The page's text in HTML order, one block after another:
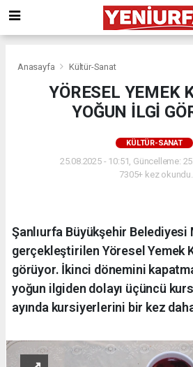
Anasayfa Kültür-Sanat
YÖRESEL YEMEK
YOĞUN İLGİ
KÜLTÜR-SANAT
25.08.2025 - 10:51, Güncelleme:
7305+ kez okundu.
Şanlıurfa Büyükşehir
gerçekleştirilen Yöresel Yemek
görüyor. İkinci dönemini
yoğun ilgiden dolayı üçüncü
ayında kursiyerlerini bir kez